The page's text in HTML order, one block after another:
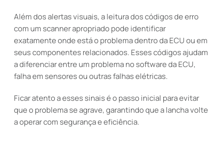
Além dos alertas visuais, a leitura dos códigos de erro
com um scanner apropriado pode identificar
exatamente onde está o problema dentro da ECU ou em
seus componentes relacionados. Esses códigos ajudam
a diferenciar entre um problema no software da ECU,
falha em sensores ou outras falhas elétricas.
Ficar atento a esses sinais é o passo inicial para evitar
que o problema se agrave, garantindo que a lancha volte
a operar com segurança e eficiência.